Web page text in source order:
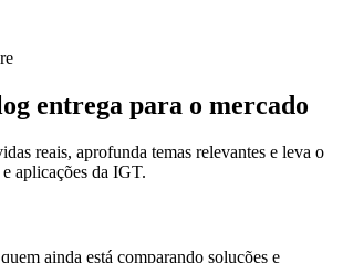
entrega para o mercado
reais, aprofunda temas relevantes e leva o
aplicações da IGT.
ainda está comparando soluções e